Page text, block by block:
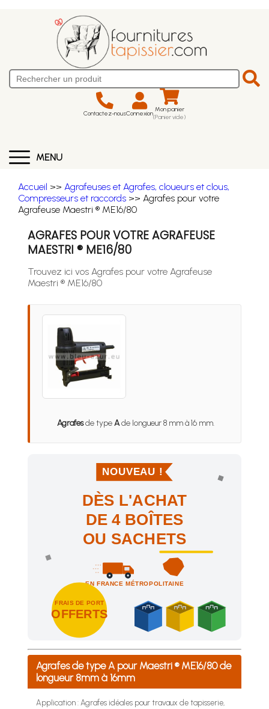
Contactez-nousConnexion Mon panier
(Panier vide)
MENU
Accueil >> Agrafeuses et Agrafes, cloueurs et clous,
Compresseurs et raccords >> Agrafes pour votre
Agrafeuse Maestri ® ME16/80
AGRAFES POUR VOTRE AGRAFEUSE
MAESTRI ® ME16/80
Trouvez ici vos Agrafes pour votre Agrafeuse
Maestri ® ME16/80
Agrafesde typeAde longueur 8 mm à 16 mm.
NOUVEAU !
DÈS L'ACHAT
DE 4 BOÎTES
OU SACHETS
EN FRANCE MÉTROPOLITAINE
FRAIS DE PORT
OFFERTS
Achetez 4 sachets ou boîtes d'agrafes ou de pointes et
Agrafes de type A pour Maestri ® ME16/80 de
longueur 8mm à 16mm
Application : Agrafes idéales pour travaux de tapisserie,